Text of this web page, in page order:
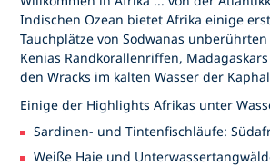
Indischen Ozean bietet Afrika einige
Tauchplätze von Sodwanas
Kenias Randkorallenriffen,
den Wracks im kalten Wasser der
Einige der Highlights Afrikas unter
Sardinen- und Tintenfischläufe:
Weiße Haie und